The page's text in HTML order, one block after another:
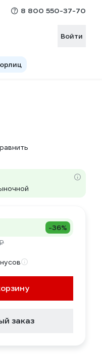
8 800 550-37-70
Войти
-36%
заказ